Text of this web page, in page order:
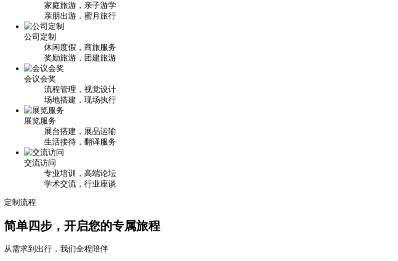
家庭旅游，亲子游学
亲朋出游，蜜月旅行
公司定制
休闲度假，商旅服务
奖励旅游，团建旅游
会议会奖
流程管理，视觉设计
场地搭建，现场执行
展览服务
展台搭建，展品运输
生活接待，翻译服务
交流访问
专业培训，高端论坛
学术交流，行业座谈
定制流程
简单四步，开启您的专属旅程
从需求到出行，我们全程陪伴